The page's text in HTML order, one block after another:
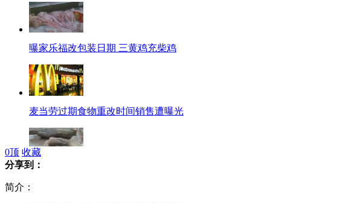
曝家乐福改包装日期 三黄鸡充柴鸡
麦当劳过期食物重改时间销售遭曝光
0顶 收藏
分享到：
简介：